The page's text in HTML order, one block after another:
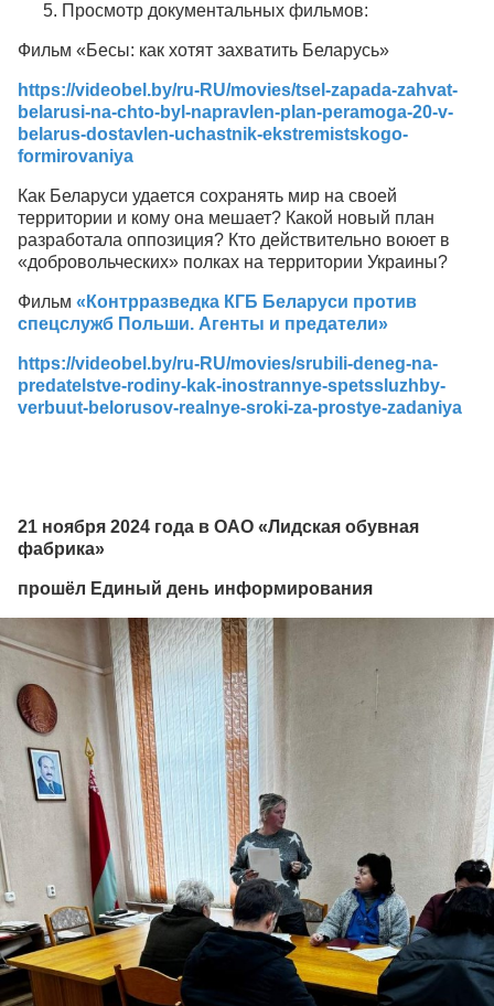
Просмотр документальных фильмов:
Фильм «Бесы: как хотят захватить Беларусь»
https://videobel.by/ru-RU/movies/tsel-zapada-zahvat-
belarusi-na-chto-byl-napravlen-plan-peramoga-20-v-
belarus-dostavlen-uchastnik-ekstremistskogo-
formirovaniya
Как Беларуси удается сохранять мир на своей
территории и кому она мешает? Какой новый план
разработала оппозиция? Кто действительно воюет в
«добровольческих» полках на территории Украины?
Фильм «Контрразведка КГБ Беларуси против
спецслужб Польши. Агенты и предатели»
https://videobel.by/ru-RU/movies/srubili-deneg-na-
predatelstve-rodiny-kak-inostrannye-spetssluzhby-
verbuut-belorusov-realnye-sroki-za-prostye-zadaniya
21 ноября 2024 года в ОАО «Лидская обувная
фабрика»
прошёл Единый день информирования